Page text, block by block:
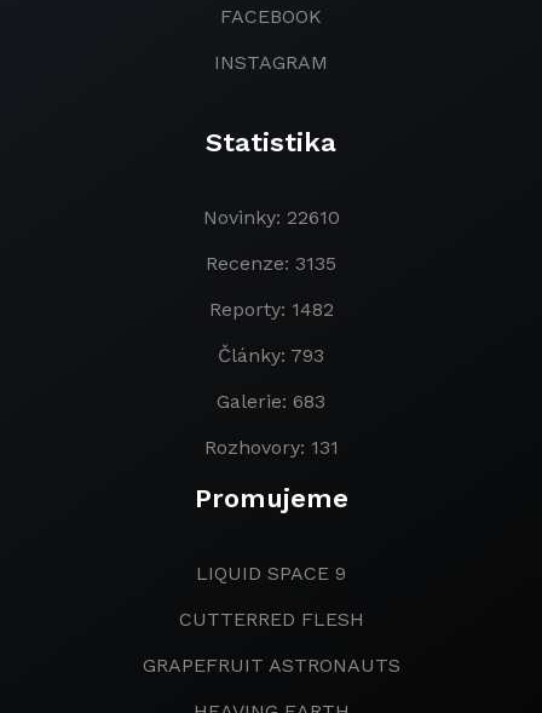
FACEBOOK
INSTAGRAM
Statistika
Novinky: 22610
Recenze: 3135
Reporty: 1482
Články: 793
Galerie: 683
Rozhovory: 131
Promujeme
LIQUID SPACE 9
CUTTERRED FLESH
GRAPEFRUIT ASTRONAUTS